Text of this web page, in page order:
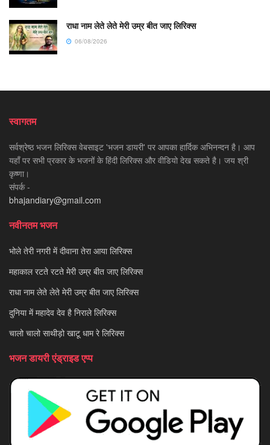
राधा नाम लेते लेते मेरी उम्र बीत जाए लिरिक्स
06/08/2026
स्वागतम
सर्वश्रेष्ठ भजन लिरिक्स वेबसाइट 'भजन डायरी' पर आपका हार्दिक अभिनन्दन है। आप
यहाँ पर सभी प्रकार के भजनों के हिंदी लिरिक्स और वीडियो देख सकते है। जय श्री
कृष्णा।
संपर्क -
bhajandiary@gmail.com
नवीनतम भजन
भोले तेरी नगरी में दीवाना तेरा आया लिरिक्स
महाकाल रटते रटते मेरी उम्र बीत जाए लिरिक्स
राधा नाम लेते लेते मेरी उम्र बीत जाए लिरिक्स
दुनिया में महादेव देव है निराले लिरिक्स
चालो चालो साथीड़ो खाटू धाम रे लिरिक्स
भजन डायरी एंड्राइड एप्प